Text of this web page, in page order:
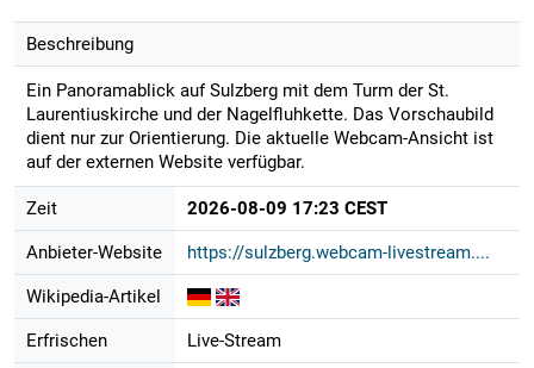
Beschreibung
Ein Panoramablick auf Sulzberg mit dem Turm der St.
Laurentiuskirche und der Nagelfluhkette. Das Vorschaubild
dient nur zur Orientierung. Die aktuelle Webcam-Ansicht ist
auf der externen Website verfügbar.
Zeit 2026-08-09 17:23 CEST
Anbieter-Website https://sulzberg.webcam-livestream....
Wikipedia-Artikel
Erfrischen Live-Stream